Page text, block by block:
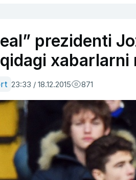
prezidenti
xabarlarni
23:33 / 18.12.2015 871